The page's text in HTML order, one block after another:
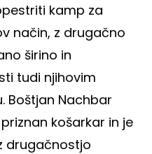
kamp za
način, z drugačno
širino in
tudi njihovim
Boštjan Nachbar
košarkar in je
drugačnostjo